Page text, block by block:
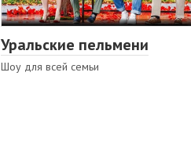
Уральские пельмени
Шоу для всей семьи